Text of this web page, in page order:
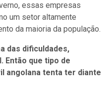
essas empresas
um setor altamente
da maioria da população.
das dificuldades,
Então que tipo de
angolana tenta ter diante